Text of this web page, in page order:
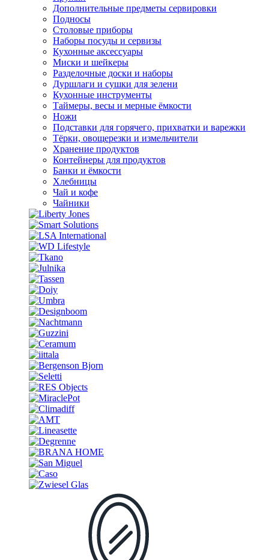
Дополнительные предметы сервировки
Подносы
Столовые приборы
Наборы посуды и сервизы
Кухонные аксессуары
Миски и шейкеры
Разделочные доски и наборы
Дуршлаги и сушки для зелени
Кухонные инструменты
Таймеры, весы и мерные ёмкости
Ножи
Подставки для горячего, прихватки и варежки
Тёрки, овощерезки и измельчители
Хранение продуктов
Контейнеры для продуктов
Банки и ёмкости
Хлебницы
Чай и кофе
Чайники